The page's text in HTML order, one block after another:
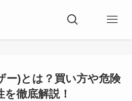
ー)とは？買い方や危険
徹底解説！